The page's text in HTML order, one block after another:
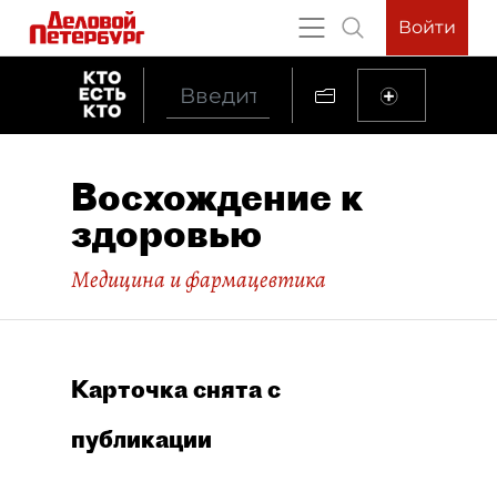
Войти
Восхождение к
здоровью
Медицина и фармацевтика
Карточка снята с
публикации